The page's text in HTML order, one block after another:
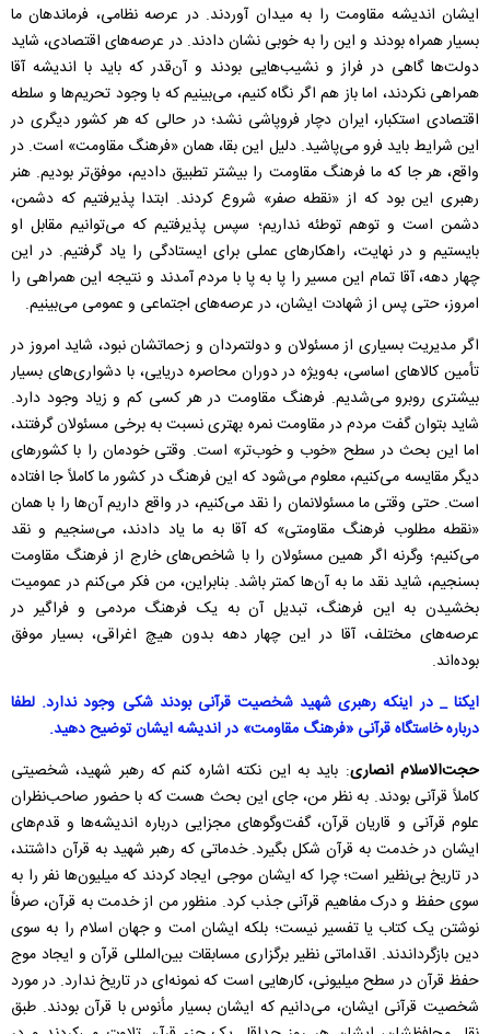
ایشان اندیشه مقاومت را به میدان آوردند. در عرصه‌ نظامی، فرماندهان ما
بسیار همراه بودند و این را به خوبی نشان دادند. در عرصه‌های اقتصادی، شاید
دولت‌ها گاهی در فراز و نشیب‌هایی بودند و آن‌قدر که باید با اندیشه آقا
همراهی نکردند، اما باز هم اگر نگاه کنیم، می‌بینیم که با وجود تحریم‌ها و سلطه‌
اقتصادی استکبار، ایران دچار فروپاشی نشد؛ در حالی که هر کشور دیگری در
این شرایط باید فرو می‌پاشید. دلیل این بقا، همان «فرهنگ مقاومت» است. در
واقع، هر جا که ما فرهنگ مقاومت را بیشتر تطبیق دادیم، موفق‌تر بودیم. هنر
رهبری این بود که از «نقطه صفر» شروع کردند. ابتدا پذیرفتیم که دشمن،
دشمن است و توهم توطئه نداریم؛ سپس پذیرفتیم که می‌توانیم مقابل او
بایستیم و در نهایت، راهکارهای عملی برای ایستادگی را یاد گرفتیم. در این
چهار دهه، آقا تمام این مسیر را پا به پا با مردم آمدند و نتیجه‌ این همراهی را
امروز، حتی پس از شهادت ایشان، در عرصه‌های اجتماعی و عمومی می‌بینیم.
اگر مدیریت بسیاری از مسئولان و دولتمردان و زحماتشان نبود، شاید امروز در
تأمین کالاهای اساسی، به‌ویژه در دوران محاصره دریایی، با دشواری‌های بسیار
بیشتری روبرو می‌شدیم. فرهنگ مقاومت در هر کسی کم و زیاد وجود دارد.
شاید بتوان گفت مردم در مقاومت نمره بهتری نسبت به برخی مسئولان گرفتند،
اما این بحث در سطح «خوب و خوب‌تر» است. وقتی خودمان را با کشورهای
دیگر مقایسه می‌کنیم، معلوم می‌شود که این فرهنگ در کشور ما کاملاً جا افتاده
است. حتی وقتی ما مسئولانمان را نقد می‌کنیم، در واقع داریم آن‌ها را با همان
«نقطه مطلوب فرهنگ مقاومتی» که آقا به ما یاد دادند، می‌سنجیم و نقد
می‌کنیم؛ وگرنه اگر همین مسئولان را با شاخص‌های خارج از فرهنگ مقاومت
بسنجیم، شاید نقد ما به آن‌ها کمتر باشد. بنابراین، من فکر می‌کنم در عمومیت
بخشیدن به این فرهنگ، تبدیل آن به یک فرهنگ مردمی و فراگیر در
عرصه‌های مختلف، آقا در این چهار دهه بدون هیچ اغراقی، بسیار موفق
بوده‌اند.
ایکنا _ در اینکه رهبری شهید شخصیت قرآنی بودند شکی وجود ندارد. لطفا
درباره خاستگاه قرآنی «فرهنگ مقاومت» در اندیشه ایشان توضیح دهید.
حجت‌الاسلام انصاری: باید به این نکته اشاره کنم که رهبر شهید، شخصیتی
کاملاً قرآنی بودند. به نظر من، جای این بحث هست که با حضور صاحب‌نظران
علوم قرآنی و قاریان قرآن، گفت‌وگوهای مجزایی درباره اندیشه‌ها و قدم‌های
ایشان در خدمت به قرآن شکل بگیرد. خدماتی که رهبر شهید به قرآن داشتند،
در تاریخ بی‌نظیر است؛ چرا که ایشان موجی ایجاد کردند که میلیون‌ها نفر را به
سوی حفظ و درک مفاهیم قرآنی جذب کرد. منظور من از خدمت به قرآن، صرفاً
نوشتن یک کتاب یا تفسیر نیست؛ بلکه ایشان امت و جهان اسلام را به سوی
دین بازگرداندند. اقداماتی نظیر برگزاری مسابقات بین‌المللی قرآن و ایجاد موج
حفظ قرآن در سطح میلیونی، کارهایی است که نمونه‌ای در تاریخ ندارد. در مورد
شخصیت قرآنی ایشان، می‌دانیم که ایشان بسیار مأنوس با قرآن بودند. طبق